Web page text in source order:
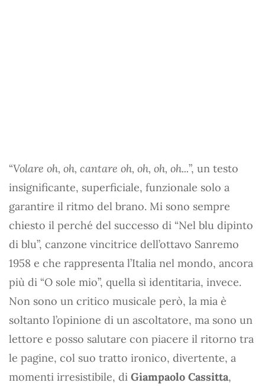
“Volare oh, oh, cantare oh, oh, oh, oh...”, un testo
insignificante, superficiale, funzionale solo a
garantire il ritmo del brano. Mi sono sempre
chiesto il perché del successo di “Nel blu dipinto
di blu”, canzone vincitrice dell’ottavo Sanremo
1958 e che rappresenta l’Italia nel mondo, ancora
più di “O sole mio”, quella sì identitaria, invece.
Non sono un critico musicale però, la mia è
soltanto l’opinione di un ascoltatore, ma sono un
lettore e posso salutare con piacere il ritorno tra
le pagine, col suo tratto ironico, divertente, a
momenti irresistibile, di Giampaolo Cassitta,